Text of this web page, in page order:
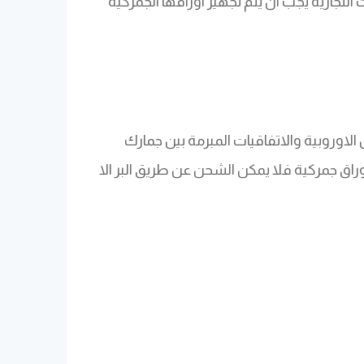
والاتفاقيات المبرمة بين جمارك
جمركية فلا يمكن الشحن عن طريق البر الا